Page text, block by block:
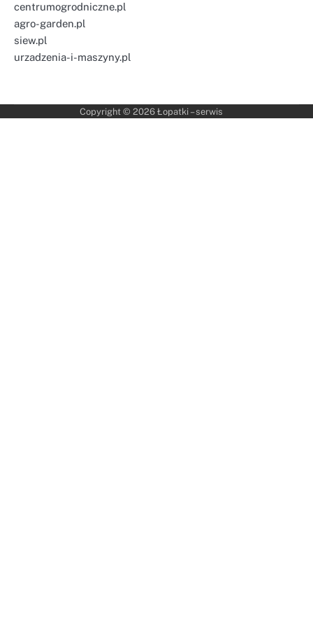
centrumogrodniczne.pl
agro-garden.pl
siew.pl
urzadzenia-i-maszyny.pl
Copyright © 2026 Łopatki – serwis